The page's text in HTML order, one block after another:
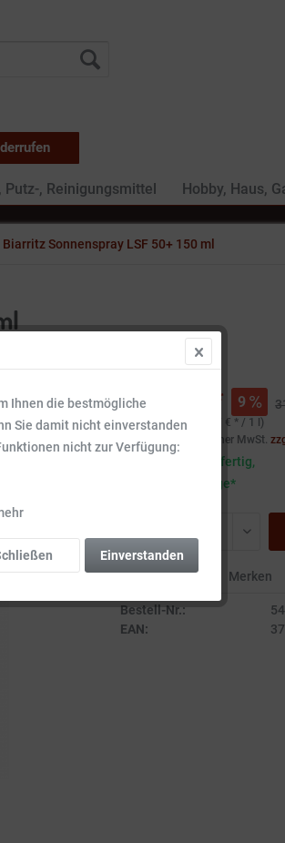
Putz-, Reinigungsmittel Hobby, Haus,
Sonnenspray LSF 50+ 150 ml
28,99 € * 9
Inhalt:0.15 l (193,27 € * / 1 l)
Preise inkl. gesetzlicher MwSt.
Sofort versandfertig,
Lieferzeit 3-5 Tage*
Vergleichen Merken
Bestell-Nr.:
EAN:
Ihnen die bestmögliche
Sie damit nicht einverstanden
nicht zur Verfügung:
Einverstanden